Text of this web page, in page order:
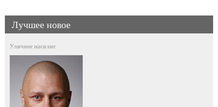
Лучшее новое
Уличное насилие